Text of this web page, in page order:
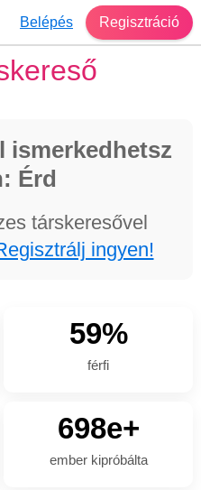
Belépés Regisztráció
ismerkedhetsz
Érd
társkeresővel
ingyen!
59%
férfi
698e+
ember kipróbálta